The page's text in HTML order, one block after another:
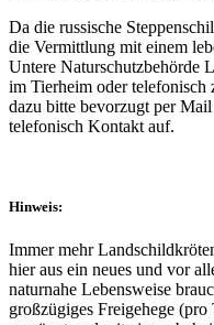
Da die russische
die Vermittlung mit einem
Untere Naturschutzbehörde
im Tierheim oder telefonisch
dazu bitte bevorzugt per
telefonisch Kontakt auf.
Hinweis:
Immer mehr
hier aus ein neues und vor
naturnahe Lebensweise
großzügiges Freigehege